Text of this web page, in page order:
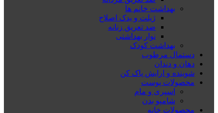
بهداشت خانم ها
ژیلت و یدک اصلاح
ضد تعریق زنانه
نوار بهداشتی
بهداشت کودک
دستمال مرطوب
دهان و دندان
شوینده و ارایش پاک کن
محصولات پوست
اسپری و مام
شامپو بدن
محصولات خانه